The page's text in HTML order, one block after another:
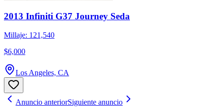
2013 Infiniti G37 Journey Seda
Millaje: 121,540
$6,000
Los Angeles, CA
Anuncio anteriorSiguiente anuncio